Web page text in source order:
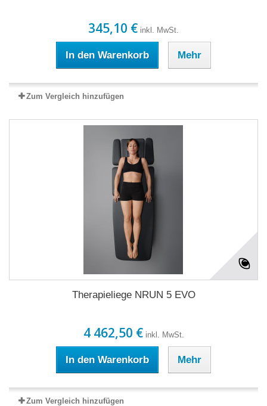
345,10 € inkl. MwSt.
In den Warenkorb Mehr
Zum Vergleich hinzufügen
Therapieliege NRUN 5 EVO
4 462,50 €inkl. MwSt.
In den Warenkorb Mehr
Zum Vergleich hinzufügen